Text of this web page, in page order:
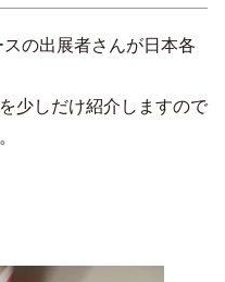
の出展者さんが日本各
少しだけ紹介しますので